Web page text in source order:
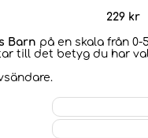
229 kr
Barn på en skala från 0-
till det betyg du har